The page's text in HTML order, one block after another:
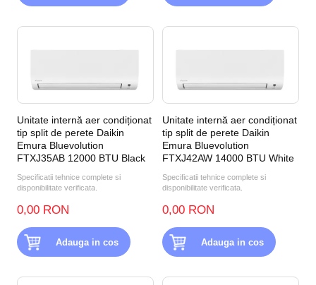
Unitate internă aer condiționat
tip split de perete Daikin
Emura Bluevolution
FTXJ35AB 12000 BTU Black
Specificatii tehnice complete si
disponibilitate verificata.
0,00 RON
Adauga in cos
Unitate internă aer condiționat
tip split de perete Daikin
Emura Bluevolution
FTXJ42AW 14000 BTU White
Specificatii tehnice complete si
disponibilitate verificata.
0,00 RON
Adauga in cos